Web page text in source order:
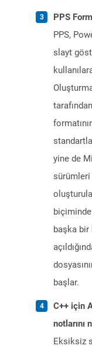
PPS
PPS,
slayt
yine de
sürümleri
başka bir
başlar.
C++ için
notlarını
Eksiksiz